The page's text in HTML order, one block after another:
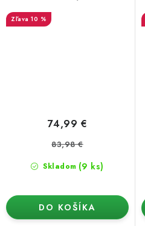
10 %
Skladom (9 ks)
74,99 €
83,98 €
DO KOŠÍKA